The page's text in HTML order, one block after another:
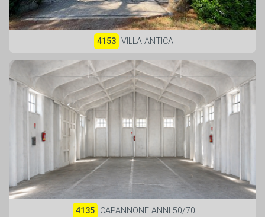
4153 VILLA ANTICA
4135 CAPANNONE ANNI 50/70